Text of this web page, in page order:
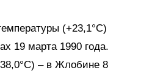
(+23,1°С)
19 марта 1990 года.
– в Жлобине 8